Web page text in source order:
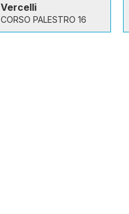
Vercelli
CORSO PALESTRO 16